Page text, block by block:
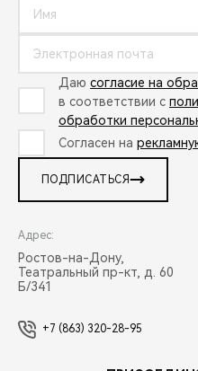
Даю согласие на
в соответствии с
обработки
Согласен на
ПОДПИСАТЬСЯ
Адрес:
Ростов-на-Дону,
Театральный пр-кт, д. 60
Б/341
+7 (863) 320-28-95